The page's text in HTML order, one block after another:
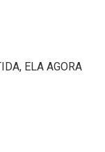
ELA AGORA